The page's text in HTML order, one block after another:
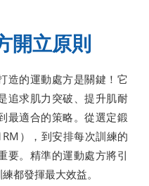
開立原則
造的運動處方是關鍵！它
追求肌力突破、提升肌耐
最適合的策略。從選定鍛
），到安排每次訓練的
要。精準的運動處方將引
都發揮最大效益。